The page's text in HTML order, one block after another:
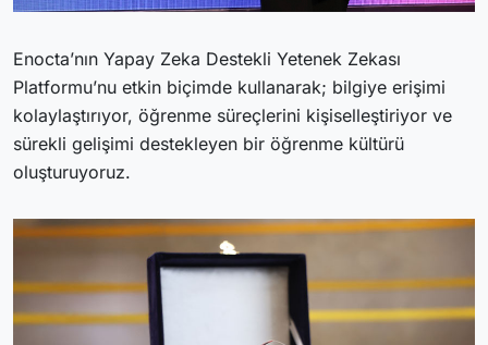
Enocta’nın Yapay Zeka Destekli Yetenek Zekası
Platformu’nu etkin biçimde kullanarak; bilgiye erişimi
kolaylaştırıyor, öğrenme süreçlerini kişiselleştiriyor ve
sürekli gelişimi destekleyen bir öğrenme kültürü
oluşturuyoruz.